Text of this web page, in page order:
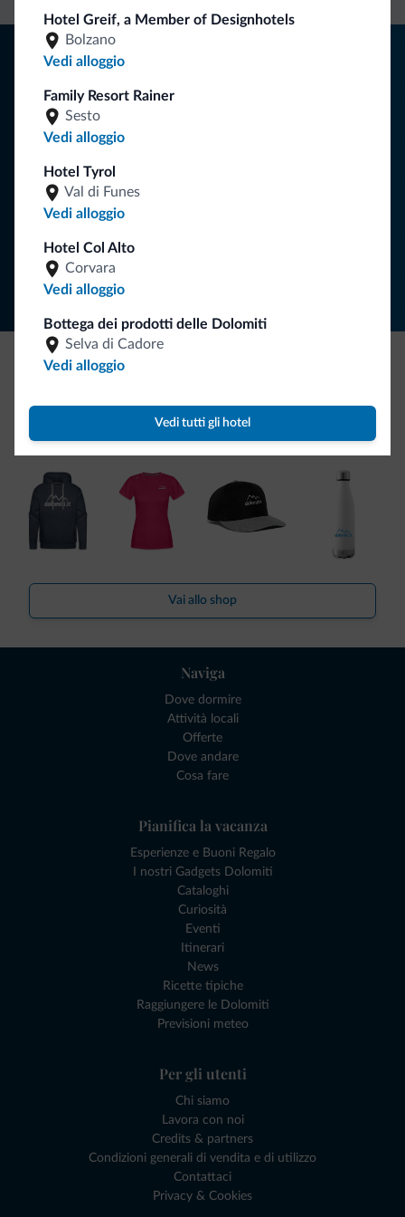
Hotel Greif, a Member of Designhotels
Bolzano
Vedi alloggio
Family Resort Rainer
Sesto
Vedi alloggio
Hotel Tyrol
Val di Funes
Vedi alloggio
Hotel Col Alto
Corvara
Vedi alloggio
Bottega dei prodotti delle Dolomiti
Selva di Cadore
Vedi alloggio
Vedi tutti gli hotel
Segui Dolomiti.it
Consigli dalle Dolomiti
Riceverai informazioni, offerte esclusive e news per la tua
ISCRIVITI ALLA NEWSLETTER
Ce l'avete chiesto in tanti. Ecco la nuova collezione firmata
Dolomiti.it!
Vai allo shop
Naviga
Dove dormire
Attività locali
Offerte
Dove andare
Cosa fare
Pianifica la vacanza
Esperienze e Buoni Regalo
I nostri Gadgets Dolomiti
Cataloghi
Curiosità
Eventi
Itinerari
News
Ricette tipiche
Raggiungere le Dolomiti
Previsioni meteo
Per gli utenti
Chi siamo
Lavora con noi
Credits & partners
Condizioni generali di vendita e di utilizzo
Contattaci
Privacy & Cookies